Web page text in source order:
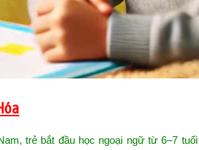
trẻ bắt đầu học ngoại ngữ từ 6–7